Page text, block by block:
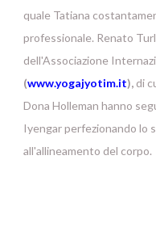
quale Tatiana
professionale. Renato
dell'Associazione
(www.yogajyotim.it), di
Dona Holleman hanno
Iyengar perfezionando lo
all'allineamento del corpo.